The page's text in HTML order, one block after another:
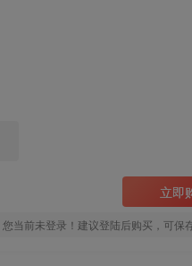
立即
您当前未登录！建议登陆后购买，可保